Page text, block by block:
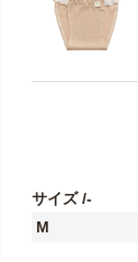
サイズ -
M